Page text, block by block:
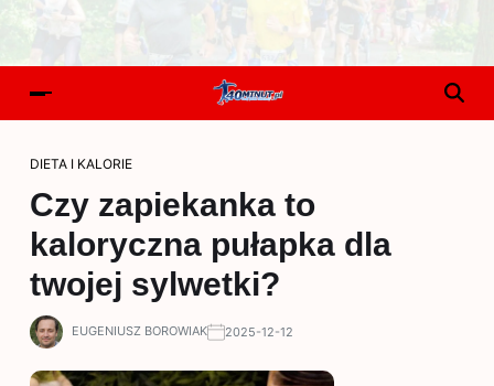
DIETA I KALORIE
Czy zapiekanka to
kaloryczna pułapka dla
twojej sylwetki?
EUGENIUSZ BOROWIAK 2025-12-12